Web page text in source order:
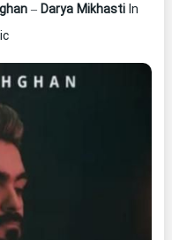
– Darya Mikhasti In